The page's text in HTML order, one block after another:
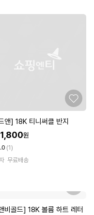
앤] 18K 티니써클 반지
원
(1)
무료배송
비골드] 18K 볼륨 하트 레터